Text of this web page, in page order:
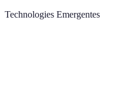
Technologies Emergentes